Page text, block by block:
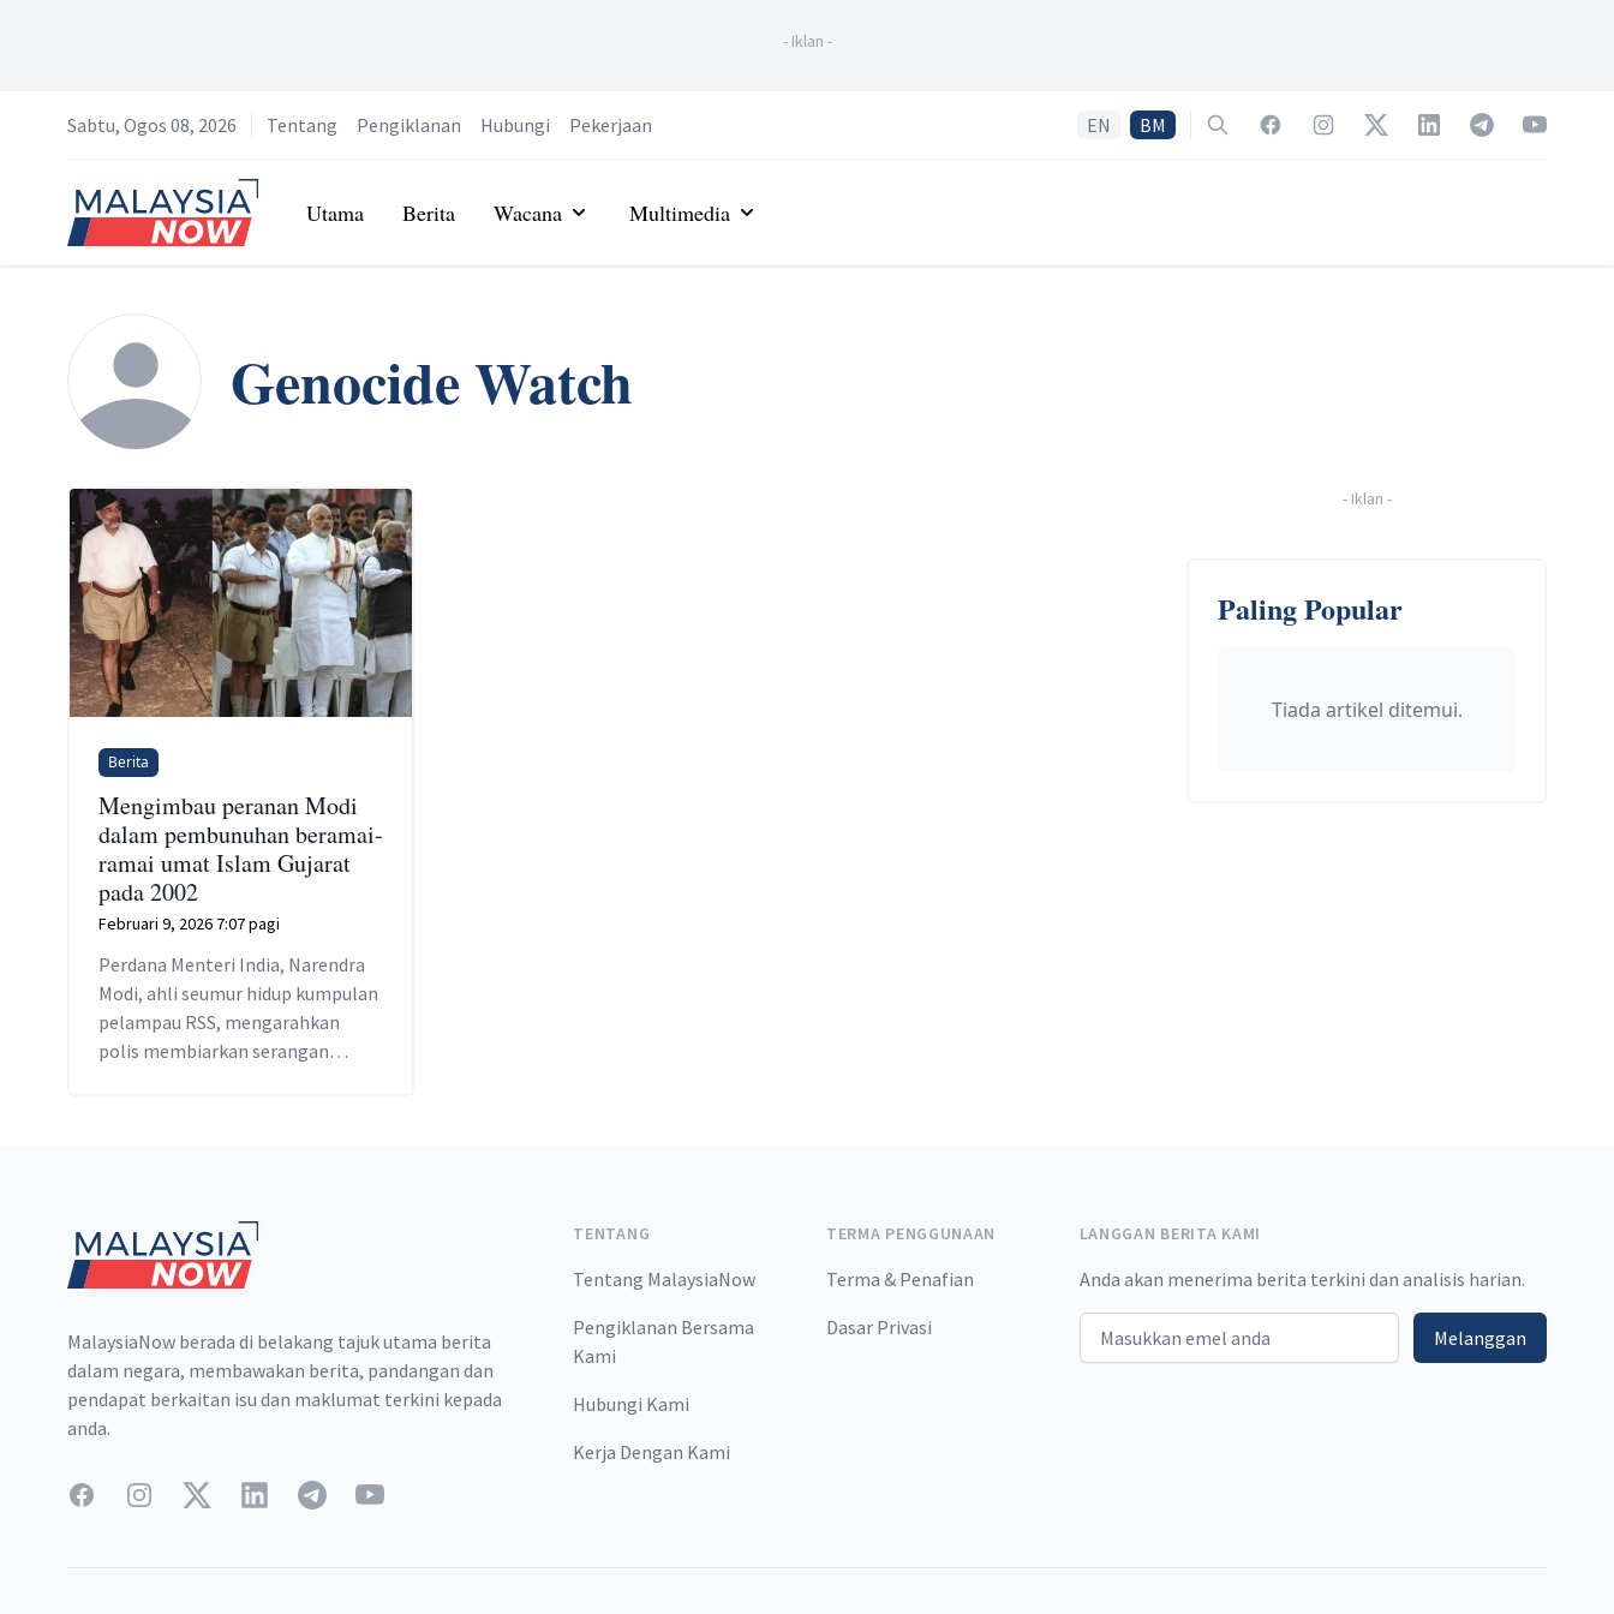
- Iklan -
Sabtu, Ogos 08, 2026 Tentang Pengiklanan Hubungi Pekerjaan EN BM SearchFacebookInstagramTwitterLinkedInTelegramYouTube
Home
Utama Berita Wacana Multimedia
Genocide Watch
Berita
Mengimbau peranan Modi
dalam pembunuhan beramai-
ramai umat Islam Gujarat
pada 2002
Februari 9, 2026 7:07 pagi
Perdana Menteri India, Narendra
Modi, ahli seumur hidup kumpulan
pelampau RSS, mengarahkan
polis membiarkan serangan
- Iklan -
Paling Popular
Tiada artikel ditemui.
MalaysiaNow berada di belakang tajuk utama berita
dalam negara, membawakan berita, pandangan dan
pendapat berkaitan isu dan maklumat terkini kepada
anda.
FacebookInstagramTwitterLinkedInTelegramYouTube
TENTANG
Tentang MalaysiaNow
Pengiklanan Bersama
Kami
Hubungi Kami
Kerja Dengan Kami
TERMA PENGGUNAAN
Terma & Penafian
Dasar Privasi
LANGGAN BERITA KAMI
Anda akan menerima berita terkini dan analisis harian.
Email address Melanggan